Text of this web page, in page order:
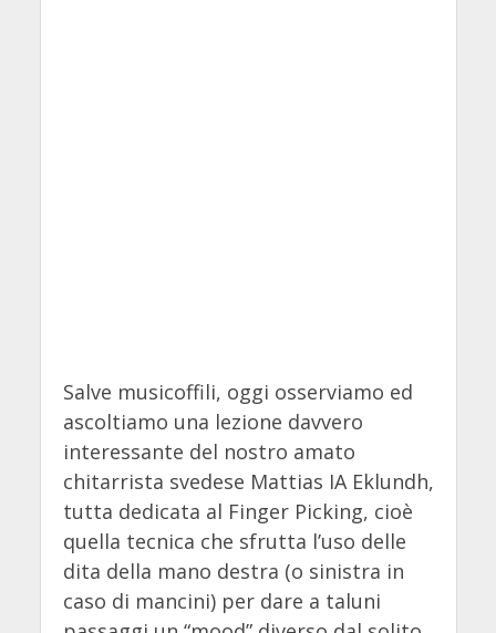
Salve musicoffili, oggi osserviamo ed
ascoltiamo una lezione davvero
interessante del nostro amato
chitarrista svedese Mattias IA Eklundh,
tutta dedicata al Finger Picking, cioè
quella tecnica che sfrutta l’uso delle
dita della mano destra (o sinistra in
caso di mancini) per dare a taluni